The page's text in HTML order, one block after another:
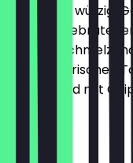
Besonders würzig:
knusprig
und zart
Salat und frischen
serviert und mit